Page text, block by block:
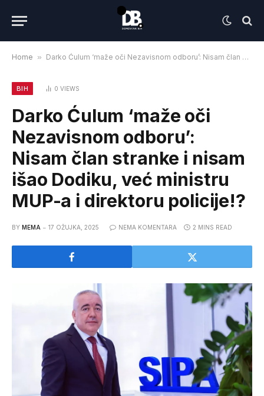
Home » Darko Ćulum ‘maže oči Nezavisnom odboru’: Nisam član stranke i nisam išao Dodiku, već ministru MUP-a i direktoru policije!?
BIH 0 VIEWS
Darko Ćulum ‘maže oči
Nezavisnom odboru’:
Nisam član stranke i nisam
išao Dodiku, već ministru
MUP-a i direktoru policije!?
BY MEMA 17 OŽUJKA, 2025 NEMA KOMENTARA 2 MINS READ